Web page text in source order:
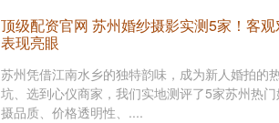
顶级配资官网 苏州婚纱摄影实测5家！客
表现亮眼
苏州凭借江南水乡的独特韵味，成为新人婚拍的
坑、选到心仪商家，我们实地测评了5家苏州热
摄品质、价格透明性、....